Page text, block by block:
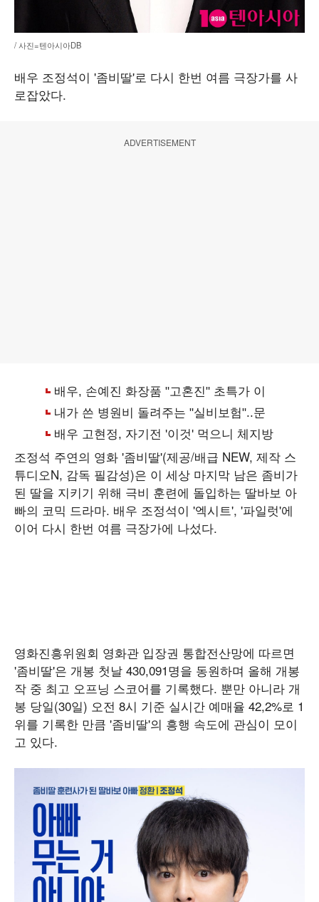
/ 사진=텐아시아DB
배우 조정석이 '좀비딸'로 다시 한번 여름 극장가를 사
로잡았다.
ADVERTISEMENT
조정석 주연의 영화 '좀비딸'(제공/배급 NEW, 제작 스
튜디오N, 감독 필감성)은 이 세상 마지막 남은 좀비가
된 딸을 지키기 위해 극비 훈련에 돌입하는 딸바보 아
빠의 코믹 드라마. 배우 조정석이 '엑시트', '파일럿'에
이어 다시 한번 여름 극장가에 나섰다.
영화진흥위원회 영화관 입장권 통합전산망에 따르면
'좀비딸'은 개봉 첫날 430,091명을 동원하며 올해 개봉
작 중 최고 오프닝 스코어를 기록했다. 뿐만 아니라 개
봉 당일(30일) 오전 8시 기준 실시간 예매율 42,2%로 1
위를 기록한 만큼 '좀비딸'의 흥행 속도에 관심이 모이
고 있다.